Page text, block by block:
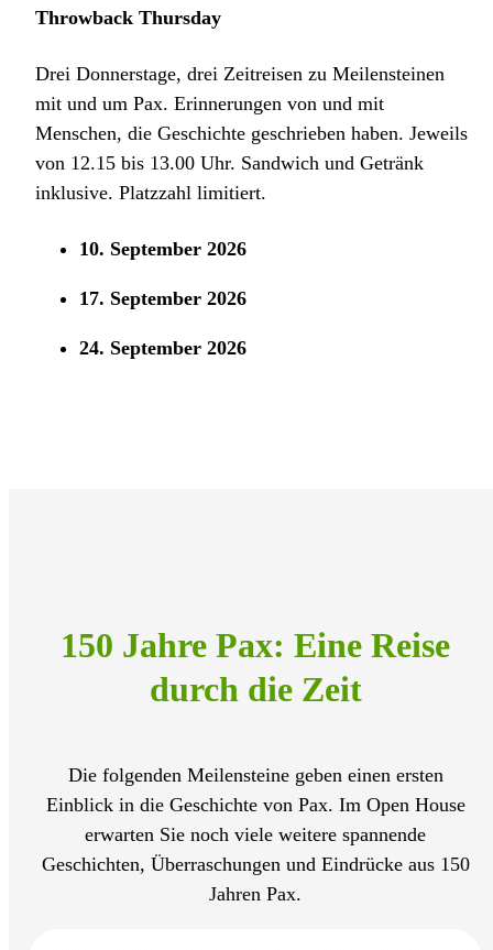
Throwback Thursday
Drei Donnerstage, drei Zeitreisen zu Meilensteinen
mit und um Pax. Erinnerungen von und mit
Menschen, die Geschichte geschrieben haben. Jeweils
von 12.15 bis 13.00 Uhr. Sandwich und Getränk
inklusive. Platzzahl limitiert.
10. September 2026
17. September 2026
24. September 2026
150 Jahre Pax: Eine Reise
durch die Zeit
Die folgenden Meilensteine geben einen ersten
Einblick in die Geschichte von Pax. Im Open House
erwarten Sie noch viele weitere spannende
Geschichten, Überraschungen und Eindrücke aus 150
Jahren Pax.